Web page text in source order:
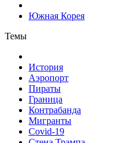
Южная Корея
Темы
История
Аэропорт
Пираты
Граница
Контрабанда
Мигранты
Covid-19